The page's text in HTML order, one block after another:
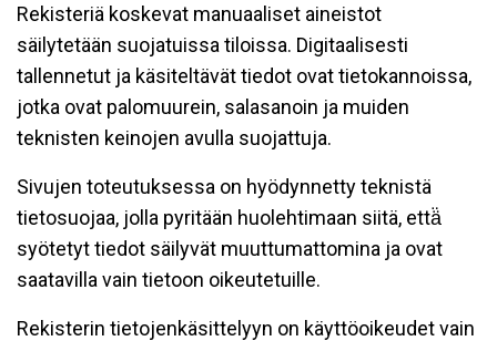
Rekisteriä koskevat manuaaliset aineistot
säilytetään suojatuissa tiloissa. Digitaalisesti
tallennetut ja käsiteltävät tiedot ovat tietokannoissa,
jotka ovat palomuurein, salasanoin ja muiden
teknisten keinojen avulla suojattuja.
Sivujen toteutuksessa on hyödynnetty teknistä
tietosuojaa, jolla pyritään huolehtimaan siitä, että̈
syötetyt tiedot säilyvät muuttumattomina ja ovat
saatavilla vain tietoon oikeutetuille.
Rekisterin tietojenkäsittelyyn on käyttöoikeudet vain